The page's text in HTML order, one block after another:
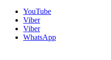
YouTube
Viber
Viber
WhatsApp